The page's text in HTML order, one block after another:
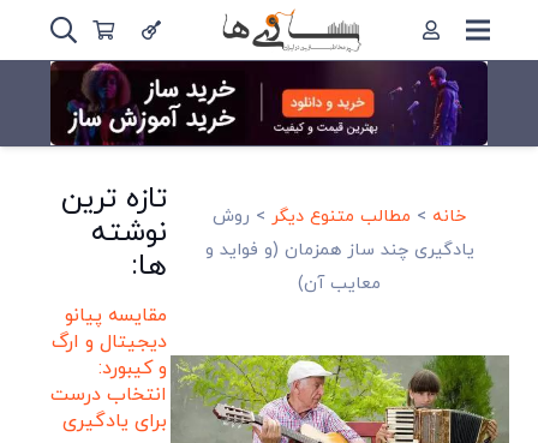
خانه > مطالب متنوع دیگر> روش
یادگیری چند ساز همزمان (و فواید و
معایب آن)
تازه ترین
نوشته
ها:
مقایسه پیانو
دیجیتال و ارگ
و کیبورد:
انتخاب درست
برای یادگیری